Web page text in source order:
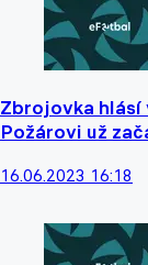
Zbrojovka hlásí
Požárovi už
16.06.2023 16:18